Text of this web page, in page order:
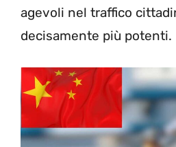
agevoli nel traffico
decisamente più potenti.